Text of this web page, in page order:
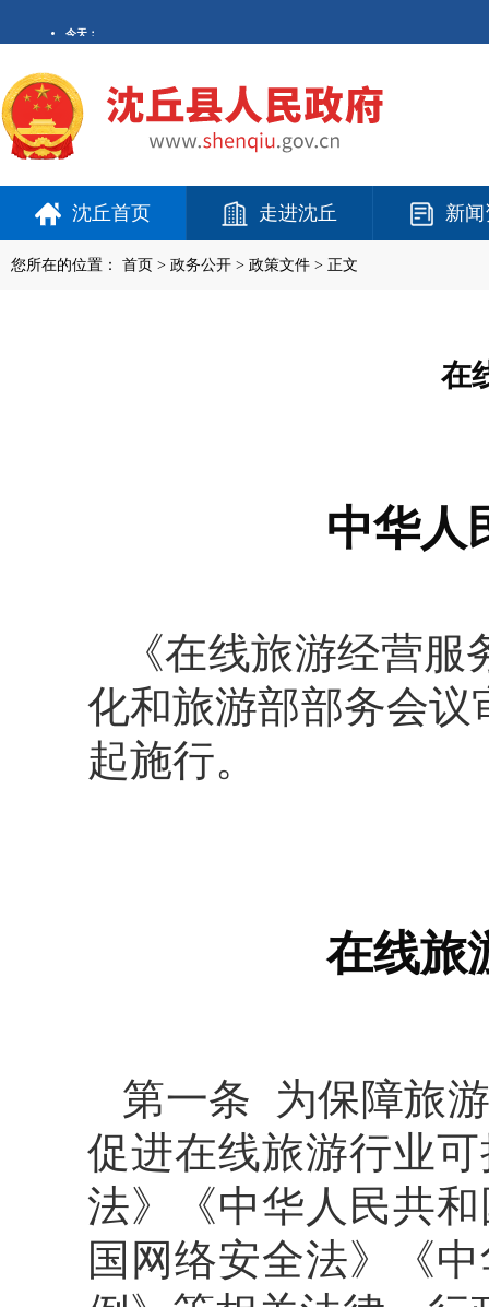
沈丘首页 走进沈丘 新
您所在的位置： 首页 > 政务公开 > 政策文件 > 正文
在
中华人
《在线旅游经营
化和旅游部部务会议
起施行。
在线旅
第一条 为保障旅
促进在线旅游行业
法》《中华人民共
国网络安全法》《